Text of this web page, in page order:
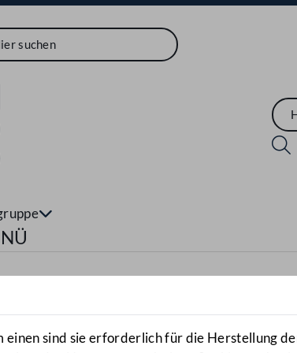
English
Hilfe
öffnen
einen sind sie erforderlich für die Herstellung